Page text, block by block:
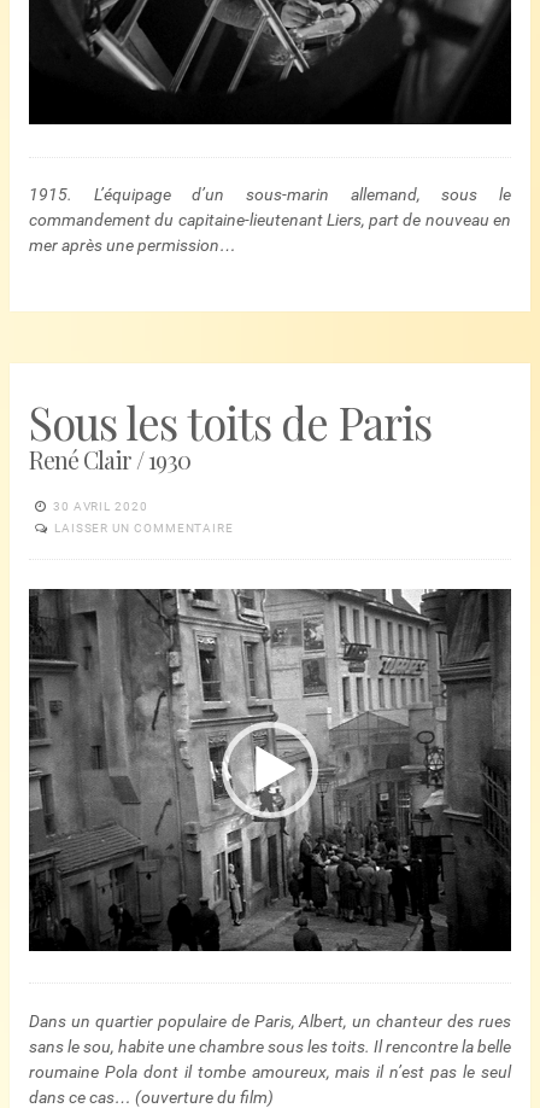
1915. L’équipage d’un sous-marin allemand, sous le
commandement du capitaine-lieutenant Liers, part de nouveau en
mer après une permission…
Sous les toits de Paris
René Clair / 1930
30 AVRIL 2020
LAISSER UN COMMENTAIRE
Lecteur
vidéo
Dans un quartier populaire de Paris, Albert, un chanteur des rues
sans le sou, habite une chambre sous les toits. Il rencontre la belle
roumaine Pola dont il tombe amoureux, mais il n’est pas le seul
dans ce cas… (ouverture du film)